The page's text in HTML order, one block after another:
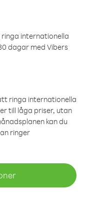
internationella
dagar med Vibers
ringa internationella
till låga priser, utan
kan du
ringer